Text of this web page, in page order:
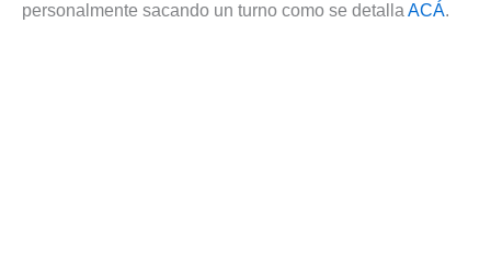
personalmente sacando un turno como se detalla ACÁ.